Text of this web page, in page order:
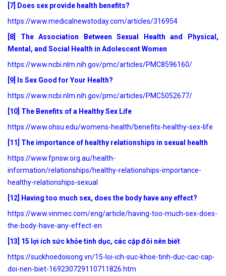
[7] Does sex provide health benefits?
https://www.medicalnewstoday.com/articles/316954
[8] The Association Between Sexual Health and Physical,
Mental, and Social Health in Adolescent Women
https://www.ncbi.nlm.nih.gov/pmc/articles/PMC8596160/
[9] Is Sex Good for Your Health?
https://www.ncbi.nlm.nih.gov/pmc/articles/PMC5052677/
[10] The Benefits of a Healthy Sex Life
https://www.ohsu.edu/womens-health/benefits-healthy-sex-life
[11] The importance of healthy relationships in sexual health
https://www.fpnsw.org.au/health-
information/relationships/healthy-relationships-importance-
healthy-relationships-sexual
[12] Having too much sex, does the body have any effect?
https://www.vinmec.com/eng/article/having-too-much-sex-does-
the-body-have-any-effect-en
[13] 15 lợi ích sức khỏe tình dục, các cặp đôi nên biết
https://suckhoedoisong.vn/15-loi-ich-suc-khoe-tinh-duc-cac-cap-
doi-nen-biet-169230729110711826.htm